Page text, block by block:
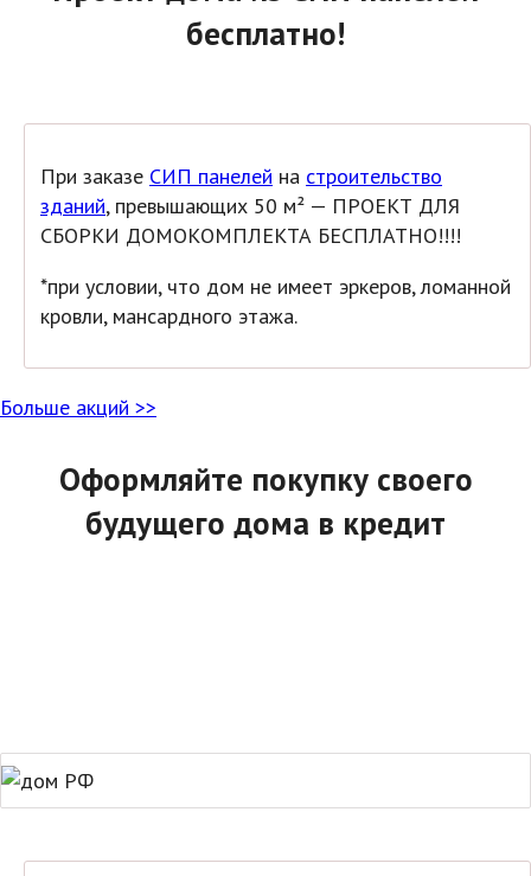
бесплатно!
При заказе СИП панелей на строительство
зданий, превышающих 50 м² — ПРОЕКТ ДЛЯ
СБОРКИ ДОМОКОМПЛЕКТА БЕСПЛАТНО!!!!
*при условии, что дом не имеет эркеров, ломанной
кровли, мансардного этажа.
Больше акций >>
Оформляйте покупку своего
будущего дома в кредит